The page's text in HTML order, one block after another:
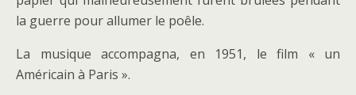
la guerre pour allumer le poêle.
La musique accompagna, en 1951, le film « un
Américain à Paris ».